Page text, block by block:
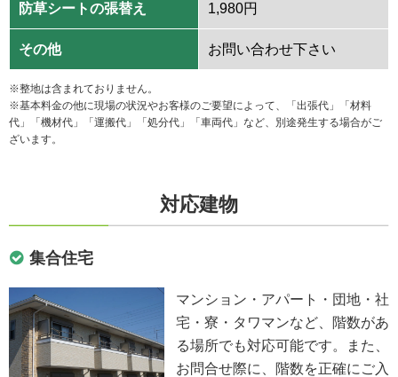
防草シートの張替え 1,980円
その他 お問い合わせ下さい
※整地は含まれておりません。
※基本料金の他に現場の状況やお客様のご要望によって、「出張代」「材料
代」「機材代」「運搬代」「処分代」「車両代」など、別途発生する場合がご
ざいます。
対応建物
集合住宅
マンション・アパート・団地・社
宅・寮・タワマンなど、階数があ
る場所でも対応可能です。また、
お問合せ際に、階数を正確にご入